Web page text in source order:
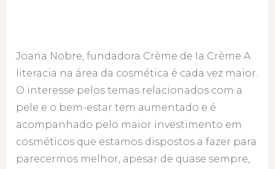
Joana Nobre, fundadora Crème de la Crème A
literacia na área da cosmética é cada vez maior.
O interesse pelos temas relacionados com a
pele e o bem-estar tem aumentado e é
acompanhado pelo maior investimento em
cosméticos que estamos dispostos a fazer para
parecermos melhor, apesar de quase sempre,